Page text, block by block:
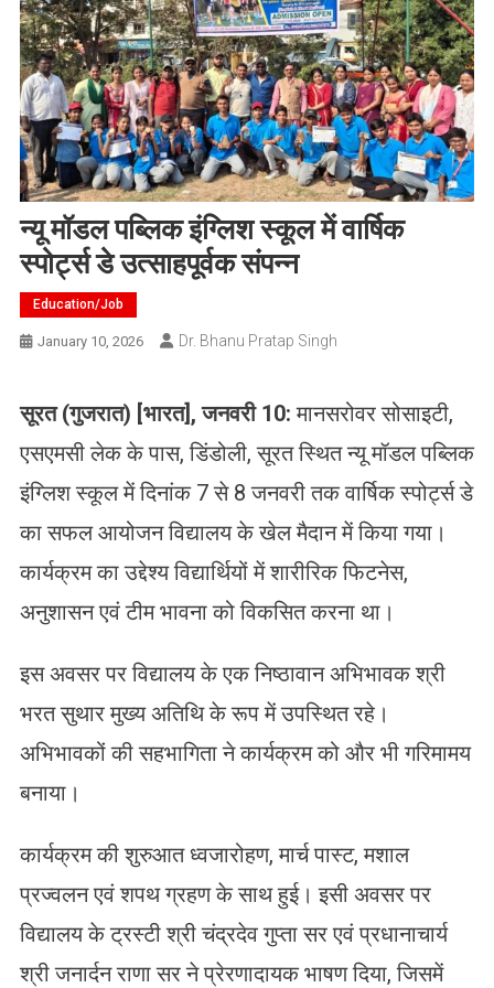
न्यू मॉडल पब्लिक इंग्लिश स्कूल में वार्षिक
स्पोर्ट्स डे उत्साहपूर्वक संपन्न
Education/job
January 10, 2026 Dr. Bhanu Pratap Singh
सूरत(गुजरात) [भारत],जनवरी10:मानसरोवर सोसाइटी,
एसएमसी लेक के पास, डिंडोली, सूरत स्थित न्यू मॉडल पब्लिक
इंग्लिश स्कूल में दिनांक 7 से 8 जनवरी तक वार्षिक स्पोर्ट्स डे
का सफल आयोजन विद्यालय के खेल मैदान में किया गया।
कार्यक्रम का उद्देश्य विद्यार्थियों में शारीरिक फिटनेस,
अनुशासन एवं टीम भावना को विकसित करना था।
इस अवसर पर विद्यालय के एक निष्ठावान अभिभावक श्री
भरत सुथार मुख्य अतिथि के रूप में उपस्थित रहे।
अभिभावकों की सहभागिता ने कार्यक्रम को और भी गरिमामय
बनाया।
कार्यक्रम की शुरुआत ध्वजारोहण, मार्च पास्ट, मशाल
प्रज्वलन एवं शपथ ग्रहण के साथ हुई। इसी अवसर पर
विद्यालय के ट्रस्टी श्री चंद्रदेव गुप्ता सर एवं प्रधानाचार्य
श्री जनार्दन राणा सर ने प्रेरणादायक भाषण दिया, जिसमें